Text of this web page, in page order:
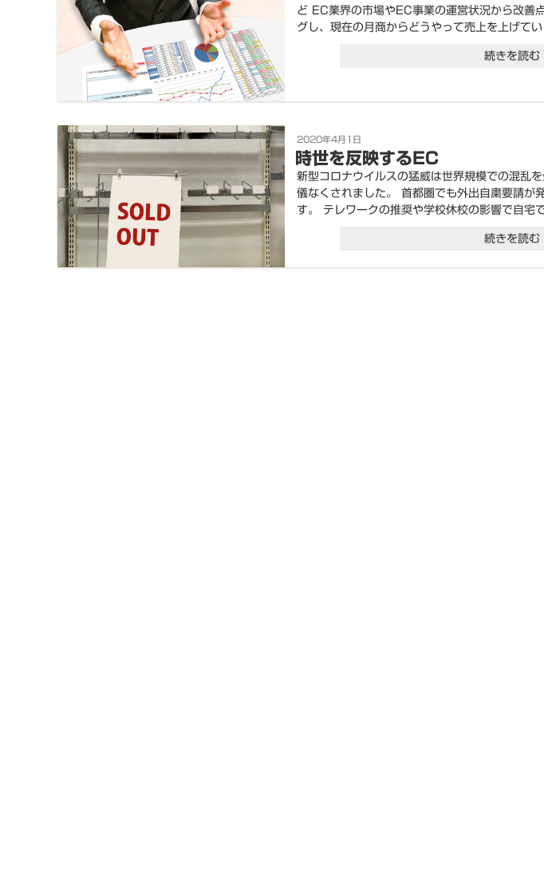
ど EC業界の市場やEC事業の運営状況から改善
グし、現在の月商からどうやって売上を上げて
“EC
ン
の
選
方”
の
続きを読む
投
稿
日:
2020年4月1日
時世を反映するEC
新型コロナウイルスの猛威は世界規模での混乱
儀なくされました。 首都圏でも外出自粛要請が
す。 テレワークの推奨や学校休校の影響で自宅
“時
続きを読む